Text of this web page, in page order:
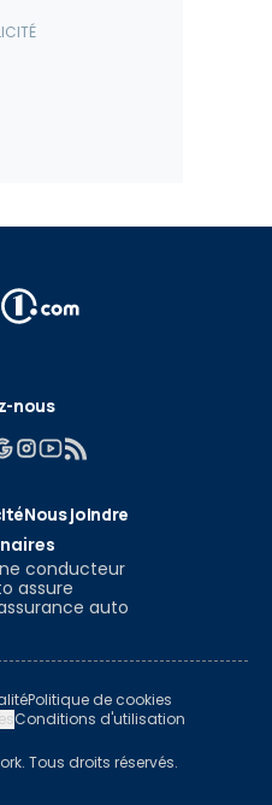
nous
Nous joindre
conducteur
assure
auto
Politique de cookies
Conditions d'utilisation
Tous droits réservés.